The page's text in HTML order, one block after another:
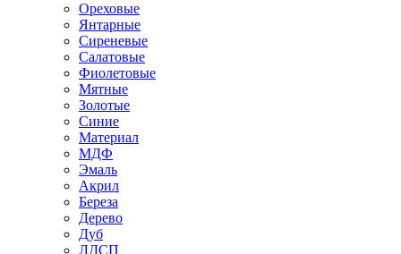
Ореховые
Янтарные
Сиреневые
Салатовые
Фиолетовые
Мятные
Золотые
Синие
Материал
МДФ
Эмаль
Акрил
Береза
Дерево
Дуб
ЛДСП